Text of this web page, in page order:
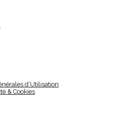
d’Utilisation
& Cookies